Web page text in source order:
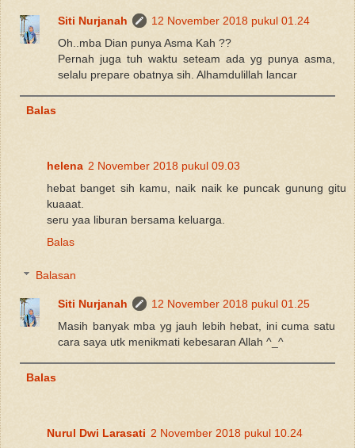
Siti Nurjanah
12 November 2018 pukul 01.24
Oh..mba Dian punya Asma Kah ??
Pernah juga tuh waktu seteam ada yg punya asma,
selalu prepare obatnya sih. Alhamdulillah lancar
Balas
helena 2 November 2018 pukul 09.03
hebat banget sih kamu, naik naik ke puncak gunung gitu
kuaaat.
seru yaa liburan bersama keluarga.
Balas
Balasan
Siti Nurjanah
12 November 2018 pukul 01.25
Masih banyak mba yg jauh lebih hebat, ini cuma satu
cara saya utk menikmati kebesaran Allah ^_^
Balas
Nurul Dwi Larasati 2 November 2018 pukul 10.24